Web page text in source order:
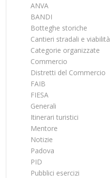
ANVA
BANDI
Botteghe storiche
Cantieri stradali e
Categorie organizzate
Commercio
Distretti del Commercio
FAIB
FIESA
Generali
Itinerari turistici
Mentore
Notizie
Padova
PID
Pubblici esercizi